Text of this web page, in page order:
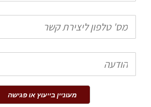
טלפון
הודעה
מעוניין בייעוץ או פגישה